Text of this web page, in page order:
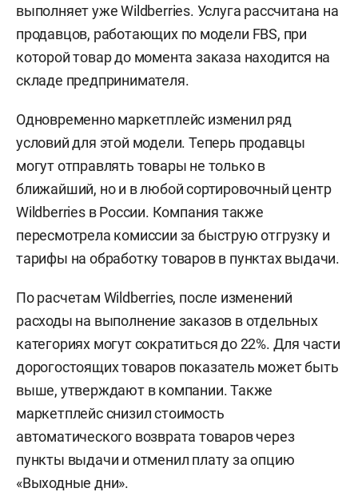
выполняет уже Wildberries. Услуга рассчитана на
продавцов, работающих по модели FBS, при
которой товар до момента заказа находится на
складе предпринимателя.
Одновременно маркетплейс изменил ряд
условий для этой модели. Теперь продавцы
могут отправлять товары не только в
ближайший, но и в любой сортировочный центр
Wildberries в России. Компания также
пересмотрела комиссии за быструю отгрузку и
тарифы на обработку товаров в пунктах выдачи.
По расчетам Wildberries, после изменений
расходы на выполнение заказов в отдельных
категориях могут сократиться до 22%. Для части
дорогостоящих товаров показатель может быть
выше, утверждают в компании. Также
маркетплейс снизил стоимость
автоматического возврата товаров через
пункты выдачи и отменил плату за опцию
«Выходные дни».